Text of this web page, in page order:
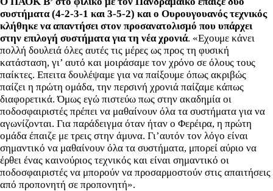
συστήματα (4-2-3-1 και 3-5-2) και ο Ουρουγουανός τεχνικός
κλήθηκε να απαντήσει στον προσανατολισμό που υπάρχει
στην επιλογή συστήματα για τη νέα χρονιά. «Εχουμε κάνει
πολλή δουλειά όλες αυτές τις μέρες ως προς τη φυσική
κατάσταση, γι’ αυτό και μοιράσαμε τον χρόνο σε όλους τους
παίκτες. Επειτα δουλέψαμε για να παίξουμε όπως ακριβώς
παίζει η πρώτη ομάδα, την περσινή χρονιά παίζαμε κάπως
διαφορετικά. Όμως εγώ πιστεύω πως στην ακαδημία οι
ποδοσφαιριστές πρέπει να μαθαίνουν όλα τα συστήματα για να
αγωνίζονται. Για παράδειγμα όταν ήταν ο Φερέιρα, η πρώτη
ομάδα έπαιζε με τρεις στην άμυνα. Γι’αυτόν τον λόγο είναι
σημαντικό να μαθαίνουν όλα τα συστήματα, μπορεί αύριο να
έρθει ένας καινούριος τεχνικός και είναι σημαντικό οι
ποδοσφαιριστές να μπορούν να προσαρμοστούν στις απαιτήσεις
από προπονητή σε προπονητή».